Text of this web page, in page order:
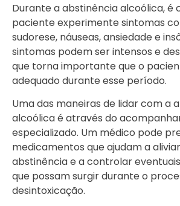
Durante a abstinência alcoólica, é
paciente experimente sintomas
sudorese, náuseas, ansiedade e
sintomas podem ser intensos e
que torna importante que o
adequado durante esse período.
Uma das maneiras de lidar com a
alcoólica é através do
especializado. Um médico pode
medicamentos que ajudam a
abstinência e a controlar
que possam surgir durante o
desintoxicação.